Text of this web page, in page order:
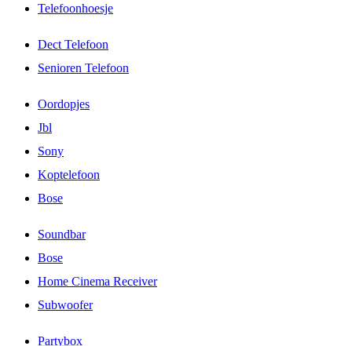
Telefoonhoesje
Dect Telefoon
Senioren Telefoon
Oordopjes
Jbl
Sony
Koptelefoon
Bose
Soundbar
Bose
Home Cinema Receiver
Subwoofer
Partybox